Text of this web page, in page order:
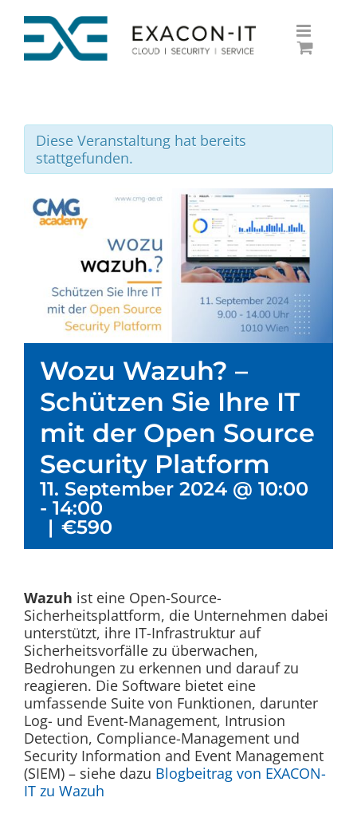
content
Diese Veranstaltung hat bereits
stattgefunden.
Wozu Wazuh? –
Schützen Sie Ihre IT
mit der Open Source
Security Platform
11. September 2024 @ 10:00
- 14:00
| €590
Wazuh ist eine Open-Source-
Sicherheitsplattform, die Unternehmen dabei
unterstützt, ihre IT-Infrastruktur auf
Sicherheitsvorfälle zu überwachen,
Bedrohungen zu erkennen und darauf zu
reagieren. Die Software bietet eine
umfassende Suite von Funktionen, darunter
Log- und Event-Management, Intrusion
Detection, Compliance-Management und
Security Information and Event Management
(SIEM) – siehe dazu Blogbeitrag von EXACON-
IT zu Wazuh